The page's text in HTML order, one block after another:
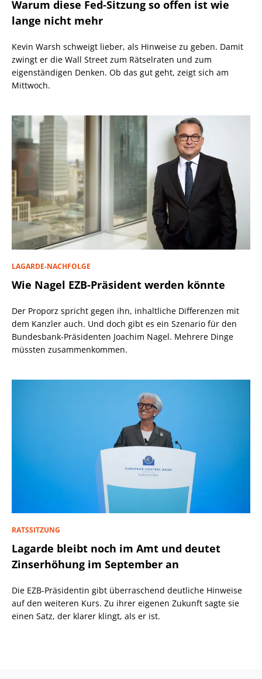
Warum diese Fed-Sitzung so offen ist wie
lange nicht mehr
Kevin Warsh schweigt lieber, als Hinweise zu geben. Damit
zwingt er die Wall Street zum Rätselraten und zum
eigenständigen Denken. Ob das gut geht, zeigt sich am
Mittwoch.
LAGARDE-NACHFOLGE
Wie Nagel EZB-Präsident werden könnte
Der Proporz spricht gegen ihn, inhaltliche Differenzen mit
dem Kanzler auch. Und doch gibt es ein Szenario für den
Bundesbank-Präsidenten Joachim Nagel. Mehrere Dinge
müssten zusammenkommen.
RATSSITZUNG
Lagarde bleibt noch im Amt und deutet
Zinserhöhung im September an
Die EZB-Präsidentin gibt überraschend deutliche Hinweise
auf den weiteren Kurs. Zu ihrer eigenen Zukunft sagte sie
einen Satz, der klarer klingt, als er ist.